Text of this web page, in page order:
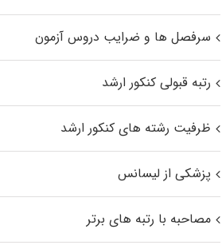
سرفصل ها و ضرایب دروس آزمون
رتبه قبولی کنکور ارشد
ظرفیت رشته های کنکور ارشد
پزشکی از لیسانس
مصاحبه با رتبه های برتر